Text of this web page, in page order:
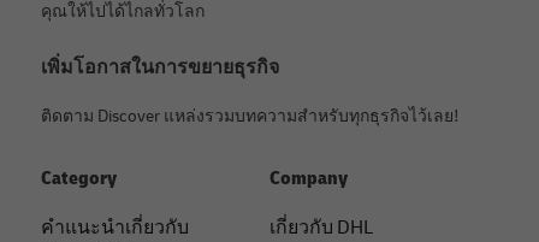
คุณให้ไปได้ไกลทั่วโลก
เพิ่มโอกาสในการขยายธุรกิจ
ติดตาม Discover แหล่งรวมบทความสำหรับทุกธุรกิจไว้เลย!
Category
คําแนะนําเกี่ยวกับ
Company
เกี่ยวกับ DHL